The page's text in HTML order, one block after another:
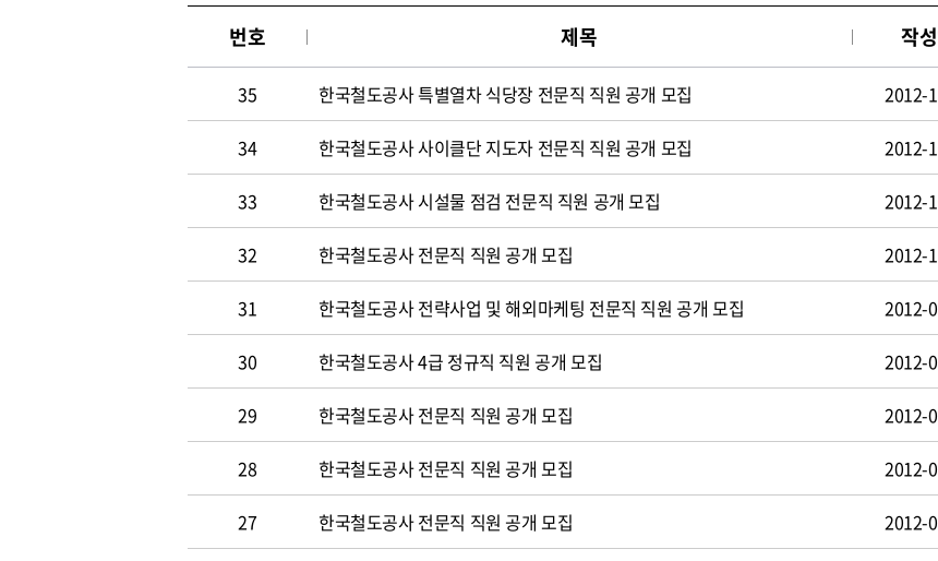
번호 제목 작
35 한국철도공사 특별열차 식당장 전문직 직원 공개 모집 2012-
34 한국철도공사 사이클단 지도자 전문직 직원 공개 모집 2012-
33 한국철도공사 시설물 점검 전문직 직원 공개 모집 2012-
32 한국철도공사 전문직 직원 공개 모집 2012-
31 한국철도공사 전략사업 및 해외마케팅 전문직 직원 공개 모집 2012-
30 한국철도공사 4급 정규직 직원 공개 모집 2012-
29 한국철도공사 전문직 직원 공개 모집 2012-
28 한국철도공사 전문직 직원 공개 모집 2012-
27 한국철도공사 전문직 직원 공개 모집 2012-